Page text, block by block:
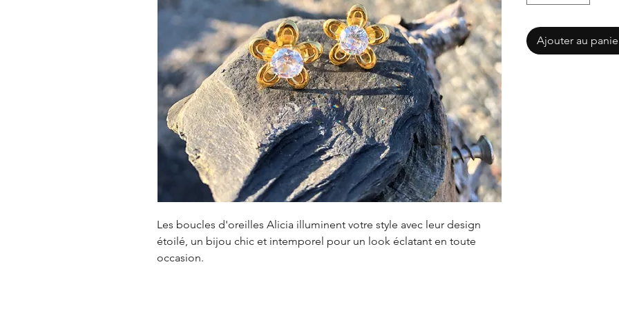
Les boucles d'oreilles Alicia illuminent votre style avec leur design
étoilé, un bijou chic et intemporel pour un look éclatant en toute
occasion.
Ajouter au